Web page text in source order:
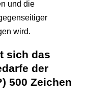
und die
wird.
sich das
der
500 Zeichen